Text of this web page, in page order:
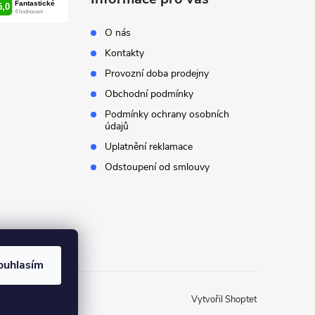
O nás
Kontakty
Provozní doba prodejny
Obchodní podmínky
Podmínky ochrany osobních
údajů
Uplatnění reklamace
Odstoupení od smlouvy
Vytvořil Shoptet